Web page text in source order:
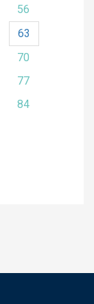
56
63
70
77
84